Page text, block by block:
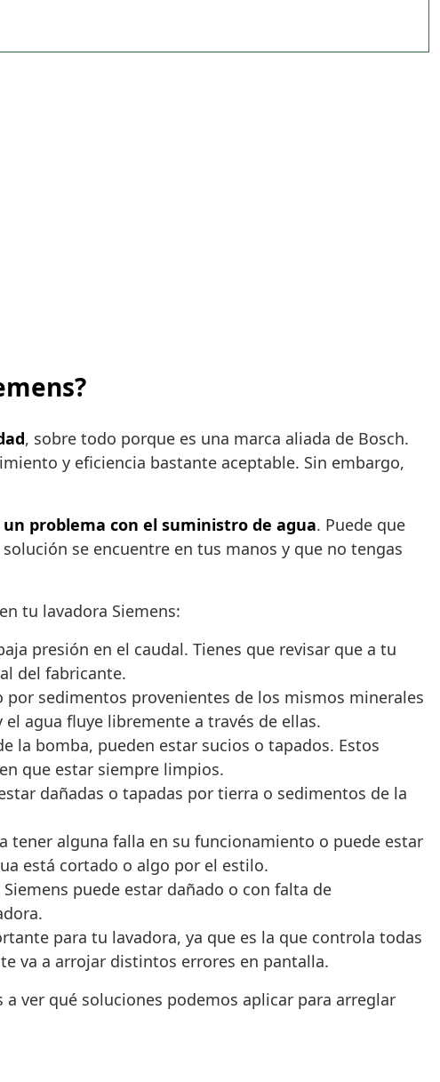
, sobre todo porque es una marca aliada de Bosch.
y eficiencia bastante aceptable. Sin embargo,
un problema con el suministro de agua. Puede que
se encuentre en tus manos y que no tengas
tu lavadora Siemens:
presión en el caudal. Tienes que revisar que a tu
del fabricante.
sedimentos provenientes de los mismos minerales
agua fluye libremente a través de ellas.
la bomba, pueden estar sucios o tapados. Estos
que estar siempre limpios.
dañadas o tapadas por tierra o sedimentos de la
tener alguna falla en su funcionamiento o puede estar
está cortado o algo por el estilo.
puede estar dañado o con falta de
para tu lavadora, ya que es la que controla todas
va a arrojar distintos errores en pantalla.
ver qué soluciones podemos aplicar para arreglar